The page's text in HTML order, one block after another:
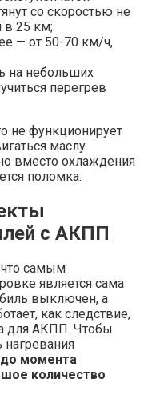
со скоростью не
в 25 км;
— от 50-70 км/ч,
на небольших
перегрев
не функционирует
маслу.
вместо охлаждения
поломка.
с АКПП
что самым
является сама
выключен, а
как следствие,
для АКПП. Чтобы
нагревания
момента
количество